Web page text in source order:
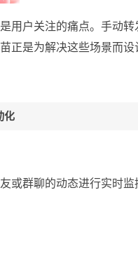
用户关注的痛点。手动
正是为解决这些场景而
化
或群聊的动态进行实时